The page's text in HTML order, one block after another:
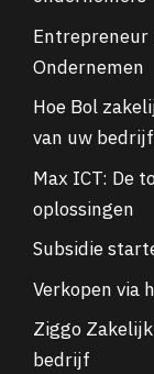
Entrepreneur
Ondernemen
Hoe Bol
van uw bedrijf
Max ICT: De
oplossingen
Subsidie
Verkopen via
Ziggo
bedrijf